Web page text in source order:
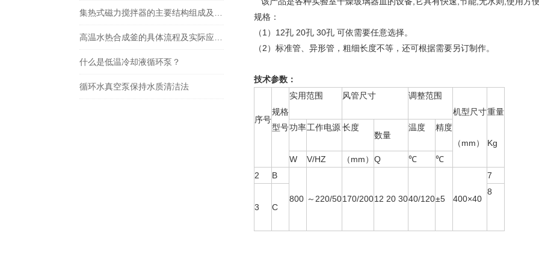
什么是低温冷却液循环泵？
循环水真空泵保持水质清洁法
规格：
（1）12孔 20孔 30孔 可依需要任意选择。
（2）标准管、异形管，粗细长度不等，还可根据需要另订制作。
技术参数：
序号
规格
型号
实用范围 风管尺寸
调整范围
机型尺寸
（mm）
重量
Kg
功率工作电源长度
数量
温度 精度
W V/HZ （mm） Q ℃
℃
2
B
800 ～220/50170/20012 20 3040/120±5 400×40
7
3 C
8